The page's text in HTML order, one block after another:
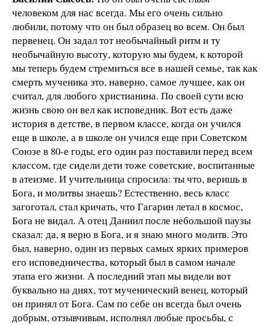
человеком для нас всегда. Мы его очень сильно
любили, потому что он был образец во всем. Он был
первенец. Он задал тот необычайный ритм и ту
необычайную высоту, которую мы будем, к которой
мы теперь будем стремиться все в нашей семье, так как
смерть мученика это, наверно, самое лучшее, как он
считал, для любого христианина. По своей сути всю
жизнь свою он вел как исповедник. Вот есть даже
история в детстве, в первом классе, когда он учился
еще в школе, а в школе он учился еще при Советском
Союзе в 80-е годы, его один раз поставили перед всем
классом, где сидели дети тоже советские, воспитанные
в атеизме. И учительница спросила: ты что, веришь в
Бога, и молитвы знаешь? Естественно, весь класс
загоготал, стал кричать, что Гагарин летал в космос,
Бога не видал. А отец Даниил после небольшой паузы
сказал: да, я верю в Бога, и я знаю много молитв. Это
был, наверно, один из первых самых ярких примеров
его исповедничества, который был в самом начале
этапа его жизни. А последний этап мы видели вот
буквально на днях, тот мученический венец, который
он принял от Бога. Сам по себе он всегда был очень
добрым, отзывчивым, исполнял любые просьбы, с